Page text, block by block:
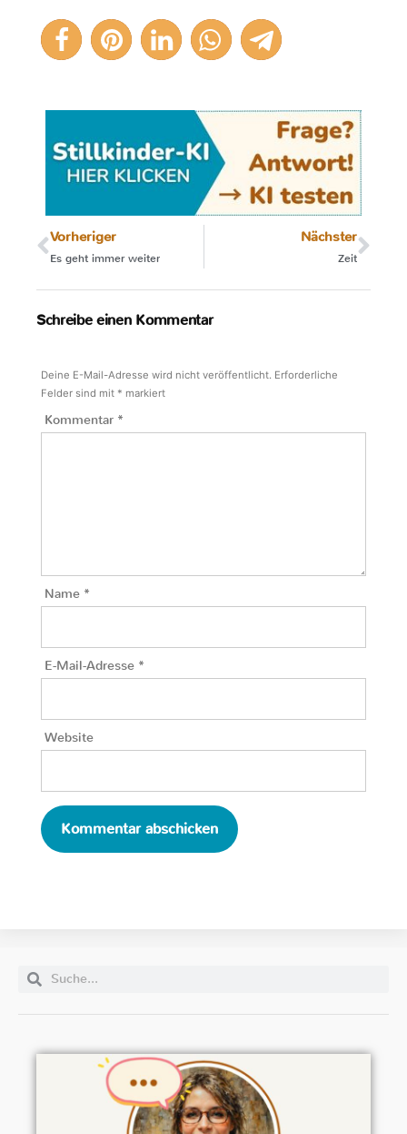
2
Vorheriger
Es geht immer weiter
Nächster
Zeit
Schreibe einen Kommentar
Deine E-Mail-Adresse wird nicht veröffentlicht. Erforderliche
Felder sind mit * markiert
Kommentar *
Name *
E-Mail-Adresse *
Website